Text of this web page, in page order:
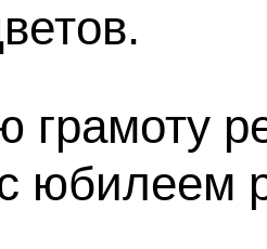
грамоту
юбилеем